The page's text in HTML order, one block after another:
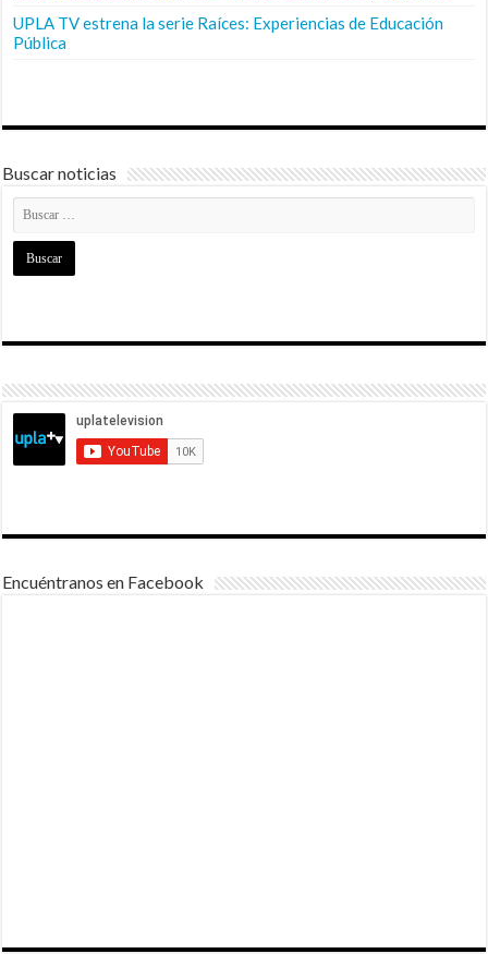
UPLA TV estrena la serie Raíces: Experiencias de Educación
Pública
Buscar noticias
Encuéntranos en Facebook